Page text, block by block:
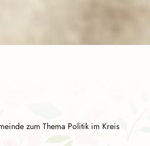
zum Thema Politik im Kreis